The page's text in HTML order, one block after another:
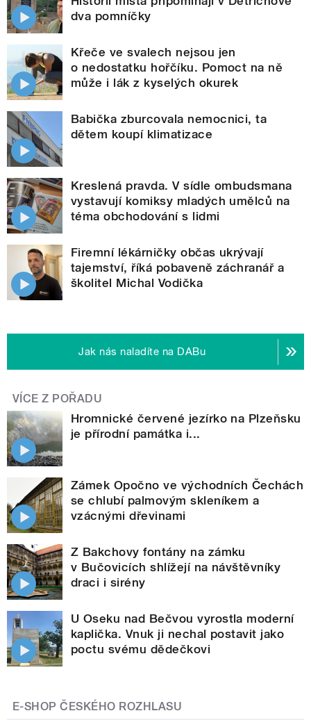
dva pomníčky
Křeče ve svalech nejsou jen
o nedostatku hořčíku. Pomoct na ně
může i lák z kyselých okurek
Babička zburcovala nemocnici, ta
dětem koupí klimatizace
Kreslená pravda. V sídle ombudsmana
vystavují komiksy mladých umělců na
téma obchodování s lidmi
Firemní lékárničky občas ukrývají
tajemství, říká pobaveně záchranář a
školitel Michal Vodička
Jak nás naladíte na DABu
VÍCE Z POŘADU
Hromnické červené jezírko na Plzeňsku
je přírodní památka i...
Zámek Opočno ve východních Čechách
se chlubí palmovým skleníkem a
vzácnými dřevinami
Z Bakchovy fontány na zámku
v Bučovicích shlížejí na návštěvníky
draci i sirény
U Oseku nad Bečvou vyrostla moderní
kaplička. Vnuk ji nechal postavit jako
poctu svému dědečkovi
E-SHOP ČESKÉHO ROZHLASU